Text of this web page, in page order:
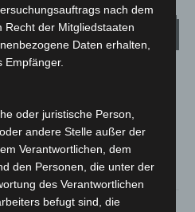
°C °
°
6.2m/s 100%
nach dem
Recht der Mitgliedstaaten
Daten erhalten,
Empfänger.
oder juristische Person,
andere Stelle außer der
Verantwortlichen, dem
den Personen, die unter der
des Verantwortlichen
befugt sind, die